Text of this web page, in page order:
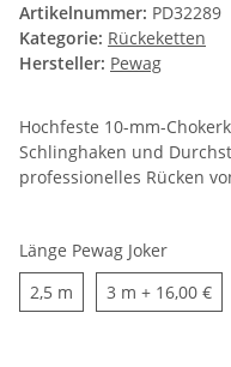
Artikelnummer: PD32289
Kategorie: Rückeketten
Hersteller: Pewag
Hochfeste 10-mm-
Schlinghaken und
professionelles Rücken
Länge Pewag Joker
2,5 m 2,5 m3 m 3 m
+ 16,00 €